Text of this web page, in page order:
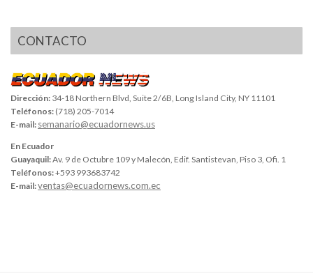
CONTACTO
Dirección: 34-18 Northern Blvd, Suite 2/6B, Long Island City, NY 11101
Teléfonos: (718) 205-7014
E-mail: semanario@ecuadornews.us
En Ecuador
Guayaquil:Av. 9 de Octubre 109 y Malecón, Edif. Santistevan, Piso 3, Ofi. 1
Teléfonos:+593 993683742
E-mail:ventas@ecuadornews.com.ec